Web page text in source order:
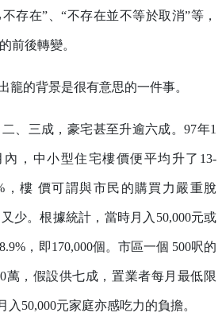
存在”、“不存在並不等於取消”等，
前後轉變。
籠的背景是很有意思的一件事。
、三成，豪宅甚至升逾六成。97年1
，中小型住宅樓價便平均升了13-
，樓 價可謂與市民的購買力嚴重脫
少。根據統計，當時月入50,000元或
，即170,000個。市區一個 500呎的
萬，假設供七成，置業者每月最低限
入50,000元家庭亦感吃力的負擔。